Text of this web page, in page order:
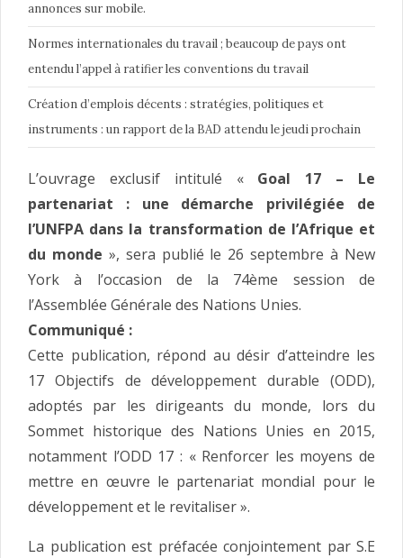
annonces sur mobile.
Normes internationales du travail ; beaucoup de pays ont
entendu l’appel à ratifier les conventions du travail
Création d’emplois décents : stratégies, politiques et
instruments : un rapport de la BAD attendu le jeudi prochain
L’ouvrage exclusif intitulé « Goal 17 – Le
partenariat : une démarche privilégiée de
l’UNFPA dans la transformation de l’Afrique et
du monde », sera publié le 26 septembre à New
York à l’occasion de la 74ème session de
l’Assemblée Générale des Nations Unies.
Communiqué :
Cette publication, répond au désir d’atteindre les
17 Objectifs de développement durable (ODD),
adoptés par les dirigeants du monde, lors du
Sommet historique des Nations Unies en 2015,
notamment l’ODD 17 : « Renforcer les moyens de
mettre en œuvre le partenariat mondial pour le
développement et le revitaliser ».
La publication est préfacée conjointement par S.E